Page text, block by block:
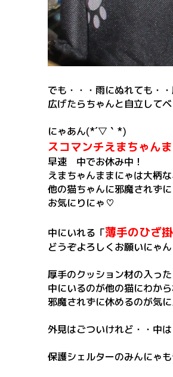
でも・・・雨にぬれても・
広げたらちゃんと自立して
にゃあん(*´▽｀*)
スコマンチえまちゃん
早速 中でお休み中！
えまちゃんままにゃは大柄
他の猫ちゃんに邪魔されず
お気にりにゃ♡
中にいれる「薄手のひざ
どうぞよろしくお願いにゃん
厚手のクッション材の入っ
中にいるのが他の猫にわから
邪魔されずに休めるのが気
外見はごついけれど・・中
保護シェルターのみんにゃ